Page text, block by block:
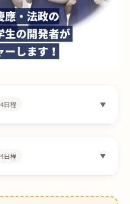
4日程 ▼
4日程 ▼